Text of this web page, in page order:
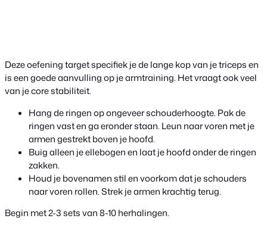
Deze oefening target specifiek je de lange kop van je triceps en
is een goede aanvulling op je armtraining. Het vraagt ook veel
van je core stabiliteit.
Hang de ringen op ongeveer schouderhoogte. Pak de
ringen vast en ga eronder staan. Leun naar voren met je
armen gestrekt boven je hoofd.
Buig alleen je ellebogen en laat je hoofd onder de ringen
zakken.
Houd je bovenamen stil en voorkom dat je schouders
naar voren rollen. Strek je armen krachtig terug.
Begin met 2-3 sets van 8-10 herhalingen.